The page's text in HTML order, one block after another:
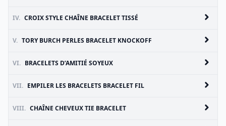
IV. CROIX STYLE CHAÎNE BRACELET TISSÉ
V. TORY BURCH PERLES BRACELET KNOCKOFF
VI. BRACELETS D’AMITIÉ SOYEUX
VII. EMPILER LES BRACELETS BRACELET FIL
VIII. CHAÎNE CHEVEUX TIE BRACELET